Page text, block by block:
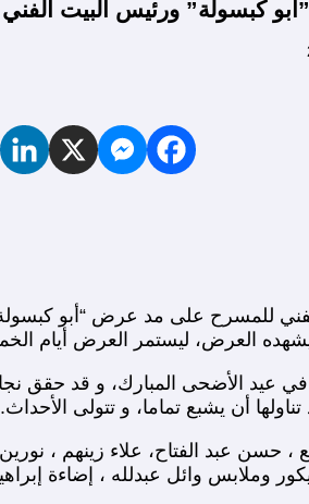
كبسولة” ورئيس البيت
يشهده العرض، ليستمر العرض أيام
عيد الأضحى المبارك، و قد حقق
أن يشبع تماما، و تتولى الأحداث.
عبد الفتاح، علاء زينهم ،
وملابس وائل عبدلله ، إضاءة